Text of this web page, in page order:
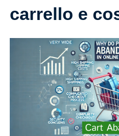
carrello e